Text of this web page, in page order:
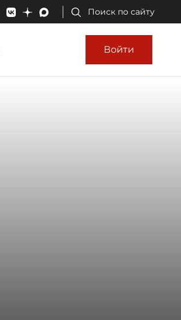
Поиск по сайту
Войти